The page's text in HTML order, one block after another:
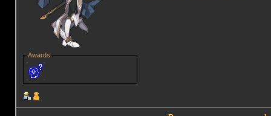
Awards